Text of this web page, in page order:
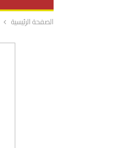
الصفحة الرئيسية